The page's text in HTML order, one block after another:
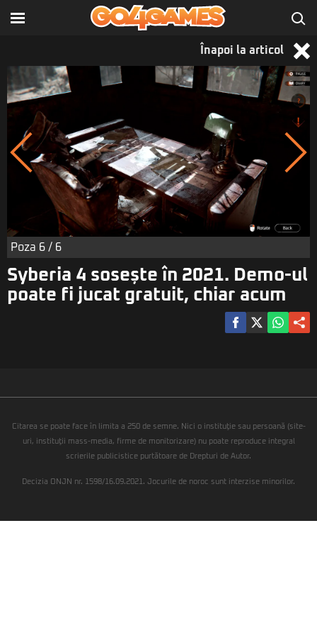
Înapoi la articol
Poza 6 / 6
Syberia 4 sosește în 2021. Demo-ul
poate fi jucat gratuit, chiar acum
Citarea se poate face în limita a 250 de semne. Nici o instituţie sau persoană (site-
uri, instituţii mass-media, firme de monitorizare) nu poate reproduce integral
scrierile publicistice purtătoare de Drepturi de Autor.
Decizia ONJN nr. 1598/16.09.2021. Jocurile de noroc sunt interzise minorilor.